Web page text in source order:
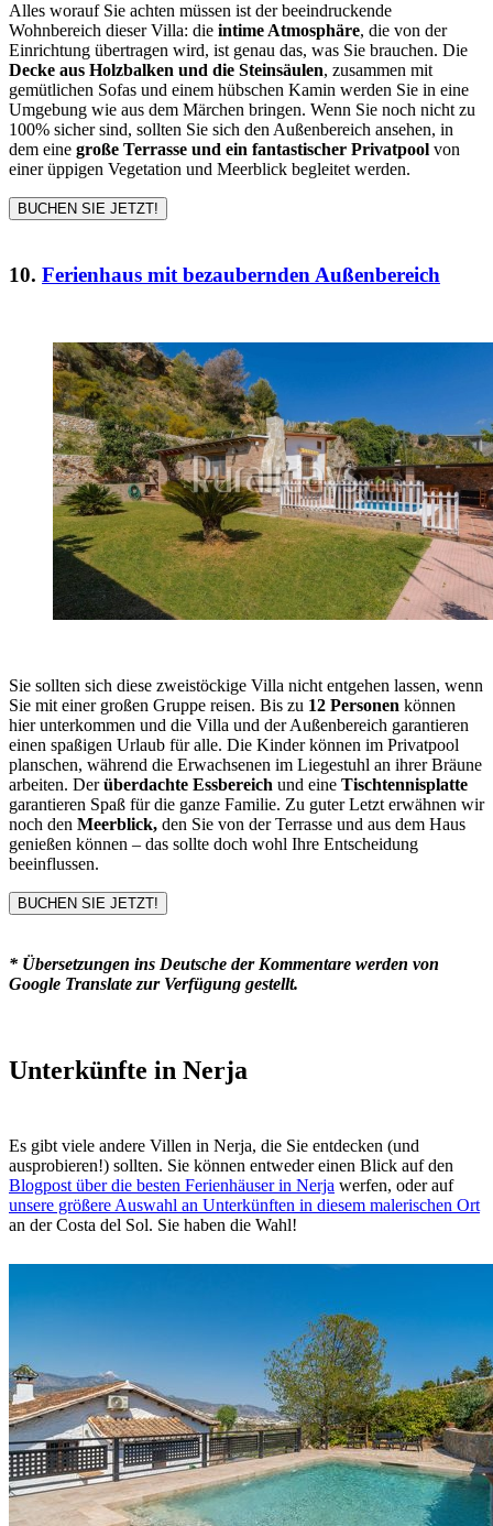
Alles worauf Sie achten müssen ist der beeindruckende
Wohnbereich dieser Villa: die intime Atmosphäre, die von der
Einrichtung übertragen wird, ist genau das, was Sie brauchen. Die
Decke aus Holzbalken und die Steinsäulen, zusammen mit
gemütlichen Sofas und einem hübschen Kamin werden Sie in eine
Umgebung wie aus dem Märchen bringen. Wenn Sie noch nicht zu
100% sicher sind, sollten Sie sich den Außenbereich ansehen, in
dem eine große Terrasse und ein fantastischer Privatpool von
einer üppigen Vegetation und Meerblick begleitet werden.
BUCHEN SIE JETZT!
10. Ferienhaus mit bezaubernden Außenbereich
Sie sollten sich diese zweistöckige Villa nicht entgehen lassen, wenn
Sie mit einer großen Gruppe reisen. Bis zu 12 Personen können
hier unterkommen und die Villa und der Außenbereich garantieren
einen spaßigen Urlaub für alle. Die Kinder können im Privatpool
planschen, während die Erwachsenen im Liegestuhl an ihrer Bräune
arbeiten. Derüberdachte Essbereich und eine Tischtennisplatte
garantieren Spaß für die ganze Familie. Zu guter Letzt erwähnen wir
noch den Meerblick, den Sie von der Terrasse und aus dem Haus
genießen können – das sollte doch wohl Ihre Entscheidung
beeinflussen.
BUCHEN SIE JETZT!
* Übersetzungen ins Deutsche der Kommentare werden von
Google Translate zur Verfügung gestellt.
Unterkünfte in Nerja
Es gibt viele andere Villen in Nerja, die Sie entdecken (und
ausprobieren!) sollten. Sie können entweder einen Blick auf den
Blogpost über die besten Ferienhäuser in Nerja werfen, oder auf
unsere größere Auswahl an Unterkünften in diesem malerischen Ort
an der Costa del Sol. Sie haben die Wahl!